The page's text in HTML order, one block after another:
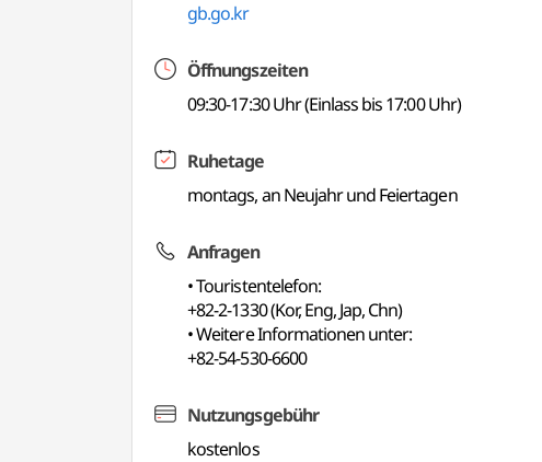
gb.go.kr
Öffnungszeiten
09:30-17:30 Uhr (Einlass bis 17:00 Uhr)
Ruhetage
montags, an Neujahr und Feiertagen
Anfragen
• Touristentelefon:
+82-2-1330 (Kor, Eng, Jap, Chn)
• Weitere Informationen unter:
+82-54-530-6600
Nutzungsgebühr
kostenlos